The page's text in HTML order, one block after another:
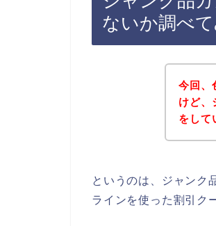
ないか調べて
今回、
けど、
をして
というのは、ジャンク
ラインを使った割引ク